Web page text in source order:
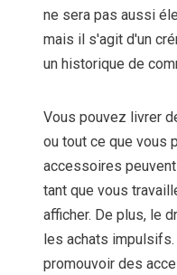
ne sera pas aussi
mais il s'agit d'un
un historique de
Vous pouvez livrer
ou tout ce que vous
accessoires
tant que vous
afficher. De plus, le
les achats
promouvoir des